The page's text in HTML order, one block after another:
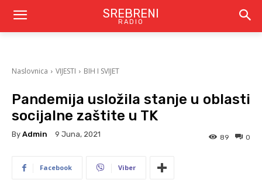
SREBRENI
RADIO
Naslovnica VIJESTI BIH I SVIJET
Pandemija usložila stanje u oblasti
socijalne zaštite u TK
By Admin 9 Juna, 2021 0
89
Facebook Viber